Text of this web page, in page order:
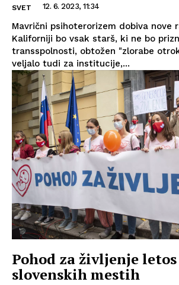
SVET 12. 6. 2023, 11:34
Mavrični psihoterorizem dobiva nove
Kaliforniji bo vsak starš, ki ne bo
transspolnosti, obtožen "zlorabe
veljalo tudi za institucije,...
Pohod za življenje
slovenskih mestih